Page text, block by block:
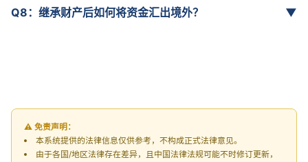
Q8：继承财产后如何将资金汇出境外？ ▼
⚠️ 免责声明：
本系统提供的法律信息仅供参考，不构成正式法律意见。
由于各国/地区法律存在差异，且中国法律法规可能不时修订更新，